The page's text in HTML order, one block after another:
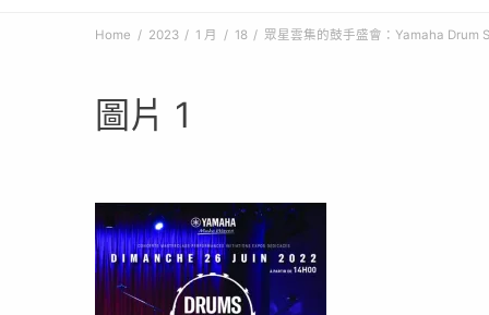
Home 2023 1 月 18 眾星雲集的鼓手盛會：Yamaha Drum
圖片 1